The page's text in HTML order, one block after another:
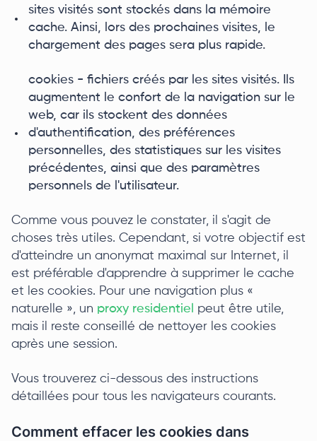
sites visités sont stockés dans la mémoire
cache. Ainsi, lors des prochaines visites, le
chargement des pages sera plus rapide.
cookies - fichiers créés par les sites visités. Ils
augmentent le confort de la navigation sur le
web, car ils stockent des données
d'authentification, des préférences
personnelles, des statistiques sur les visites
précédentes, ainsi que des paramètres
personnels de l'utilisateur.
Comme vous pouvez le constater, il s'agit de
choses très utiles. Cependant, si votre objectif est
d'atteindre un anonymat maximal sur Internet, il
est préférable d'apprendre à supprimer le cache
et les cookies. Pour une navigation plus «
naturelle », un proxy residentiel
peut être utile,
mais il reste conseillé de nettoyer les cookies
après une session.
Vous trouverez ci-dessous des instructions
détaillées pour tous les navigateurs courants.
Comment effacer les cookies dans